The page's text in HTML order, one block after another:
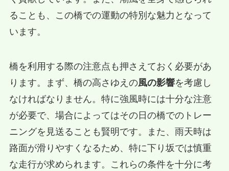
ることも、この橋での運動の特別な魅力となって
います。
橋を利用する際の注意点も押さえておく必要があ
ります。まず、橋の高さゆえの風の影響を考慮し
なければなりません。特に強風時には十分な注意
が必要で、場合によってはその日の橋でのトレー
ニングを見送ることも賢明です。また、雨天時は
路面が滑りやすくなるため、特に下り坂では慎重
な走行が求められます。これらの条件を十分に考